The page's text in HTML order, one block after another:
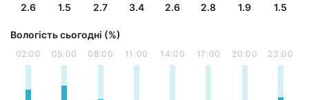
2.6 1.5 2.7 3.4 2.6 2.8 1.9 1.5
Вологість сьогодні (%)
02:00 05:00 08:00 11:00 14:00 17:00 20:00 23:00